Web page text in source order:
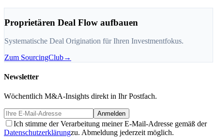
Proprietären Deal Flow aufbauen
Systematische Deal Origination für Ihren Investmentfokus.
Zum SourcingClub→
Newsletter
Wöchentlich M&A-Insights direkt in Ihr Postfach.
Anmelden
Ich stimme der Verarbeitung meiner E-Mail-Adresse gemäß der
Datenschutzerklärungzu. Abmeldung jederzeit möglich.